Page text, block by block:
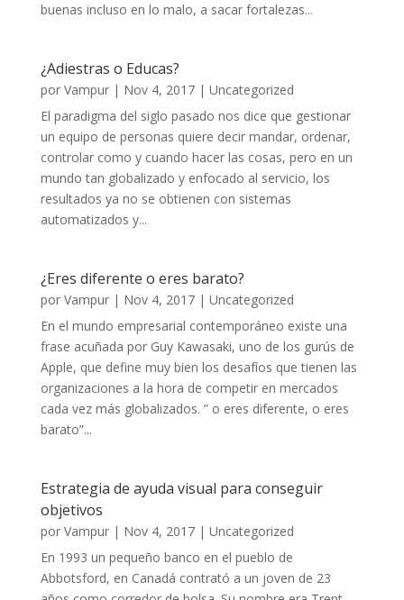
buenas incluso en lo malo, a sacar fortalezas...
¿Adiestras o Educas?
por Vampur| Nov 4, 2017| Uncategorized
El paradigma del siglo pasado nos dice que gestionar
un equipo de personas quiere decir mandar, ordenar,
controlar como y cuando hacer las cosas, pero en un
mundo tan globalizado y enfocado al servicio, los
resultados ya no se obtienen con sistemas
automatizados y...
¿Eres diferente o eres barato?
por Vampur| Nov 4, 2017| Uncategorized
En el mundo empresarial contemporáneo existe una
frase acuñada por Guy Kawasaki, uno de los gurús de
Apple, que define muy bien los desafíos que tienen las
organizaciones a la hora de competir en mercados
cada vez más globalizados. ” o eres diferente, o eres
barato”...
Estrategia de ayuda visual para conseguir
objetivos
por Vampur| Nov 4, 2017| Uncategorized
En 1993 un pequeño banco en el pueblo de
Abbotsford, en Canadá contrató a un joven de 23